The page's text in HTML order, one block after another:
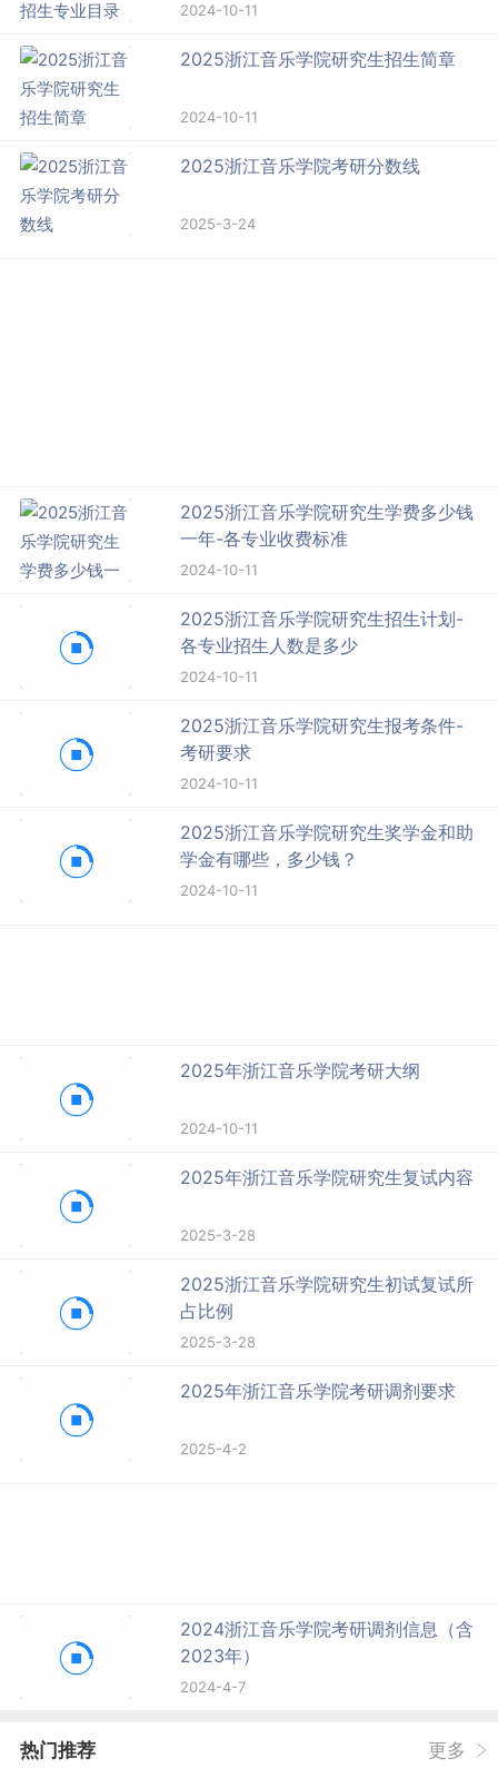
2024-10-11
2025浙江音乐学院研究生招生简章
2024-10-11
2025浙江音乐学院考研分数线
2025-3-24
2025浙江音乐学院研究生学费多少钱
一年-各专业收费标准
2024-10-11
2025浙江音乐学院研究生招生计划-
各专业招生人数是多少
2024-10-11
2025浙江音乐学院研究生报考条件-
考研要求
2024-10-11
2025浙江音乐学院研究生奖学金和助
学金有哪些，多少钱？
2024-10-11
2025年浙江音乐学院考研大纲
2024-10-11
2025年浙江音乐学院研究生复试内容
2025-3-28
2025浙江音乐学院研究生初试复试所
占比例
2025-3-28
2025年浙江音乐学院考研调剂要求
2025-4-2
2024浙江音乐学院考研调剂信息（含
2023年）
2024-4-7
热门推荐 更多